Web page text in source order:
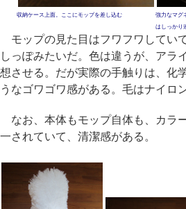
収納ケース上面。ここにモップを差し込む
強力なマグ
はしっかり
モップの見た目はフワフワしてい
しっぽみたいだ。色は違うが、アラ
想させる。だが実際の手触りは、化
うなゴワゴワ感がある。毛はナイロ
なお、本体もモップ自体も、カラ
一されていて、清潔感がある。